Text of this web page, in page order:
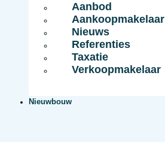
Aanbod
Aankoopmakelaar
Nieuws
Referenties
Taxatie
Verkoopmakelaar
Nieuwbouw